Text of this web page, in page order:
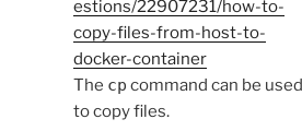
estions/22907231/how-to-
copy-files-from-host-to-
docker-container
The cp command can be used
to copy files.